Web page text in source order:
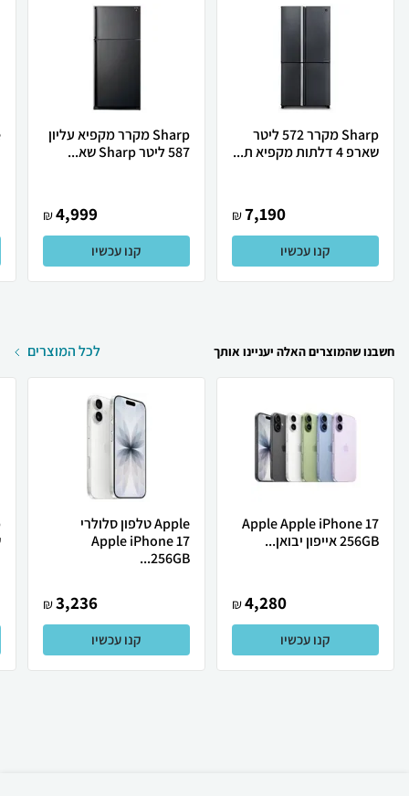
Sharp מקרר 572 ליטר
שארפ 4 דלתות מקפיא ת...
7,190
₪
קנו עכשיו
Sharp מקרר מקפיא עליון
587 ליטר Sharp שא...
4,999
₪
קנו עכשיו
חשבנו שהמוצרים האלה יעניינו אותך לכל המוצרים
Apple Apple iPhone 17
256GB אייפון יבואן...
4,280
₪
קנו עכשיו
Apple טלפון סלולרי
Apple iPhone 17
256GB...
3,236
₪
קנו עכשיו